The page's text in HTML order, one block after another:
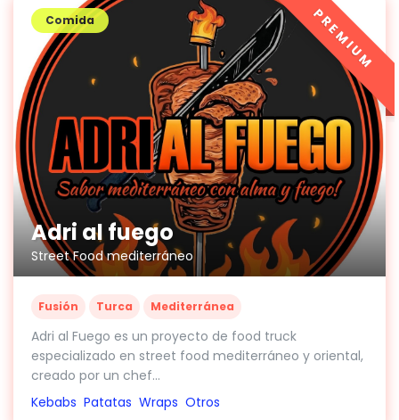
Adri al fuego
Street Food mediterráneo
Comida
Fusión Turca Mediterránea
Adri al Fuego es un proyecto de food truck
especializado en street food mediterráneo y oriental,
creado por un chef...
Kebabs Patatas Wraps Otros
PREMIUM